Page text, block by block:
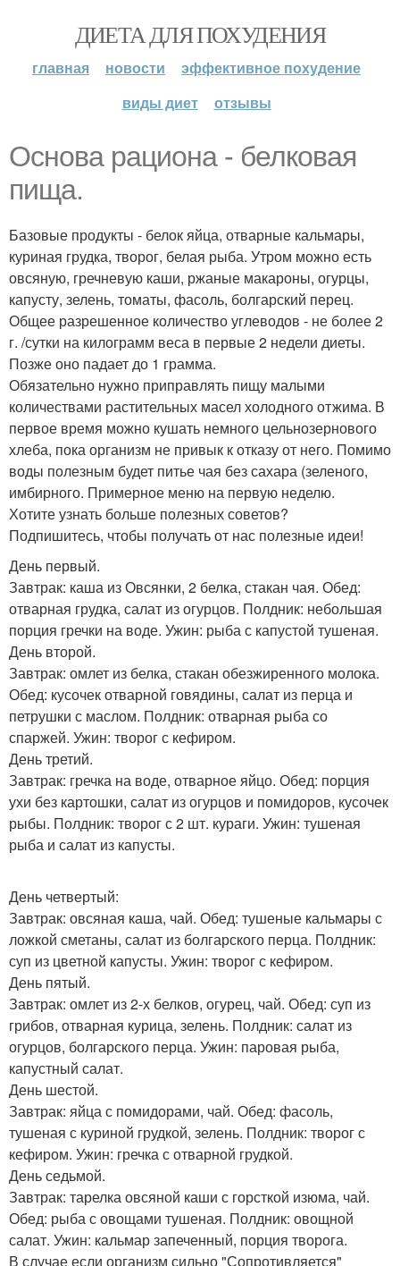
ДИЕТА ДЛЯ ПОХУДЕНИЯ
главная новости
эффективное похудение
виды диет
отзывы
Основа рациона - белковая
пища.
Базовые продукты - белок яйца, отварные кальмары,
куриная грудка, творог, белая рыба. Утром можно есть
овсяную, гречневую каши, ржаные макароны, огурцы,
капусту, зелень, томаты, фасоль, болгарский перец.
Общее разрешенное количество углеводов - не более 2
г. /сутки на килограмм веса в первые 2 недели диеты.
Позже оно падает до 1 грамма.
Обязательно нужно приправлять пищу малыми
количествами растительных масел холодного отжима. В
первое время можно кушать немного цельнозернового
хлеба, пока организм не привык к отказу от него. Помимо
воды полезным будет питье чая без сахара (зеленого,
имбирного. Примерное меню на первую неделю.
Хотите узнать больше полезных советов?
Подпишитесь, чтобы получать от нас полезные идеи!
День первый.
Завтрак: каша из Овсянки, 2 белка, стакан чая. Обед:
отварная грудка, салат из огурцов. Полдник: небольшая
порция гречки на воде. Ужин: рыба с капустой тушеная.
День второй.
Завтрак: омлет из белка, стакан обезжиренного молока.
Обед: кусочек отварной говядины, салат из перца и
петрушки с маслом. Полдник: отварная рыба со
спаржей. Ужин: творог с кефиром.
День третий.
Завтрак: гречка на воде, отварное яйцо. Обед: порция
ухи без картошки, салат из огурцов и помидоров, кусочек
рыбы. Полдник: творог с 2 шт. кураги. Ужин: тушеная
рыба и салат из капусты.
День четвертый:
Завтрак: овсяная каша, чай. Обед: тушеные кальмары с
ложкой сметаны, салат из болгарского перца. Полдник:
суп из цветной капусты. Ужин: творог с кефиром.
День пятый.
Завтрак: омлет из 2-х белков, огурец, чай. Обед: суп из
грибов, отварная курица, зелень. Полдник: салат из
огурцов, болгарского перца. Ужин: паровая рыба,
капустный салат.
День шестой.
Завтрак: яйца с помидорами, чай. Обед: фасоль,
тушеная с куриной грудкой, зелень. Полдник: творог с
кефиром. Ужин: гречка с отварной грудкой.
День седьмой.
Завтрак: тарелка овсяной каши с горсткой изюма, чай.
Обед: рыба с овощами тушеная. Полдник: овощной
салат. Ужин: кальмар запеченный, порция творога.
В случае если организм сильно "Сопротивляется"